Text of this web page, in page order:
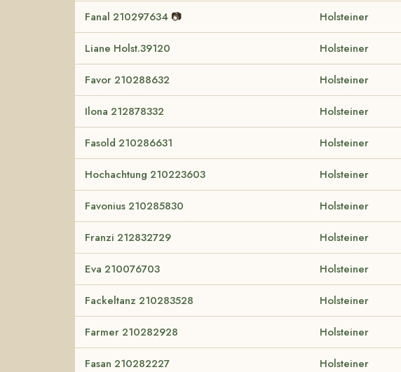
Fanal 210297634 📷 Holsteiner
Liane Holst.39120 Holsteiner
Favor 210288632 Holsteiner
Ilona 212878332 Holsteiner
Fasold 210286631 Holsteiner
Hochachtung 210223603 Holsteiner
Favonius 210285830 Holsteiner
Franzi 212832729 Holsteiner
Eva 210076703 Holsteiner
Fackeltanz 210283528 Holsteiner
Farmer 210282928 Holsteiner
Fasan 210282227 Holsteiner